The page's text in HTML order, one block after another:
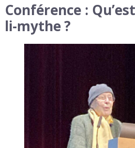
Conférence :
li-mythe ?